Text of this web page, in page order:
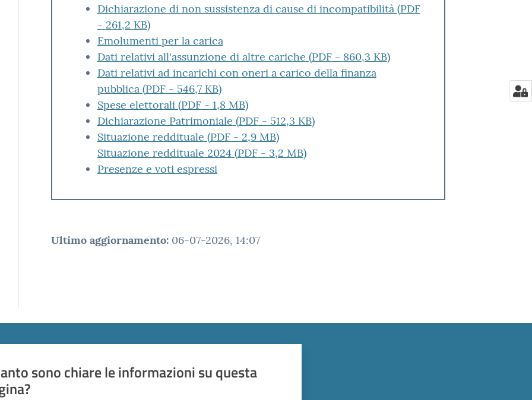
Dichiarazione di non sussistenza di cause di incompatibilità(PDF
- 261,2 KB)
Emolumenti per la carica
Dati relativi all'assunzione di altre cariche (PDF- 860,3 KB)
Dati relativi ad incarichi con oneri a carico della finanza
pubblica(PDF- 546,7 KB)
Spese elettorali(PDF- 1,8 MB)
Dichiarazione Patrimoniale (PDF- 512,3 KB)
Situazione reddituale (PDF- 2,9 MB)
Situazione reddituale 2024 (PDF- 3,2 MB)
Presenze e voti espressi
Ultimo aggiornamento: 06-07-2026, 14:07
sono chiare le informazioni su questa